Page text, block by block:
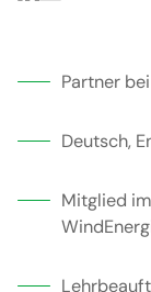
Partner
Deutsch,
Mitglied